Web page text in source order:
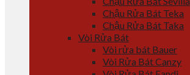
Chậu Rửa Bát Teka
Chậu Rửa Bát Taka
Vòi Rửa Bát
Vòi rửa bát Bauer
Vòi Rửa Bát Canzy